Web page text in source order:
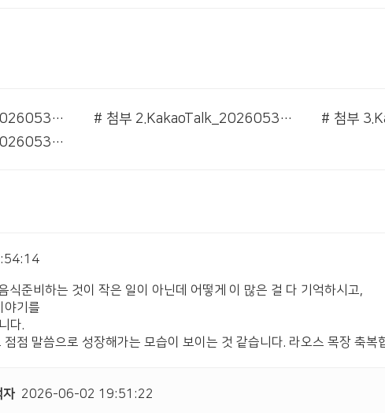
# 첨부 1.KakaoTalk_20260530_162225157_01.jpg # 첨부 2.KakaoTalk_20260530_162225157_02.jpg
# 첨부 5.KakaoTalk_20260530_162225157.jpg
식준비하는 것이 작은 일이 아닌데 어떻게 이 많은 걸 다 기억하시고,
야기를
다.
점 말씀으로 성장해가는 모습이 보이는 것 같습니다. 라오스 목장 축복
자 2026-06-02 19:51:22